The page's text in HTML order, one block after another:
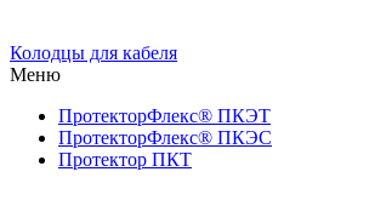
Колодцы для кабеля
Меню
ПротекторФлекс® ПКЭТ
ПротекторФлекс® ПКЭС
Протектор ПКТ